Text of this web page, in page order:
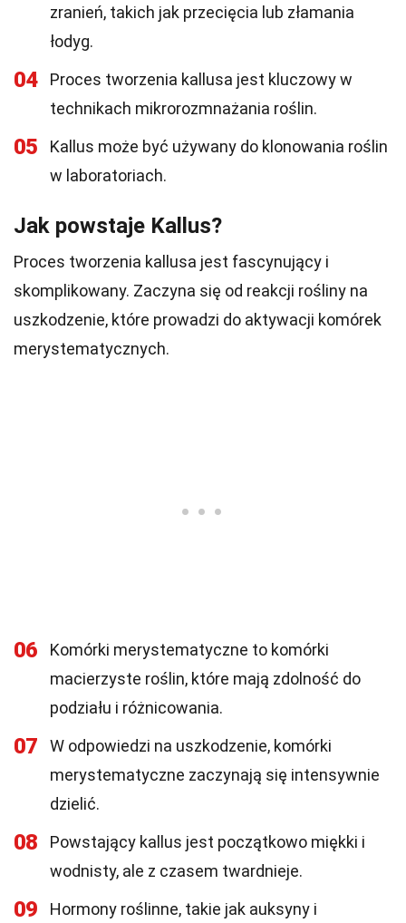
zranień, takich jak przecięcia lub złamania
łodyg.
04
Proces tworzenia kallusa jest kluczowy w
technikach mikrorozmnażania roślin.
05
Kallus może być używany do klonowania roślin
w laboratoriach.
Jak powstaje Kallus?
Proces tworzenia kallusa jest fascynujący i
skomplikowany. Zaczyna się od reakcji rośliny na
uszkodzenie, które prowadzi do aktywacji komórek
merystematycznych.
06
Komórki merystematyczne to komórki
macierzyste roślin, które mają zdolność do
podziału i różnicowania.
07
W odpowiedzi na uszkodzenie, komórki
merystematyczne zaczynają się intensywnie
dzielić.
08
Powstający kallus jest początkowo miękki i
wodnisty, ale z czasem twardnieje.
09 Hormony roślinne, takie jak auksyny i